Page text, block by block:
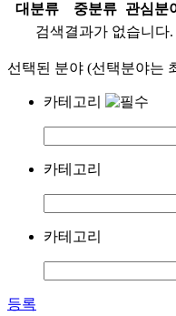
대분류
중분류
관심분
검색결과가 없습니다.
선택된 분야 (선택분야는
카테고리
카테고리
카테고리
등록